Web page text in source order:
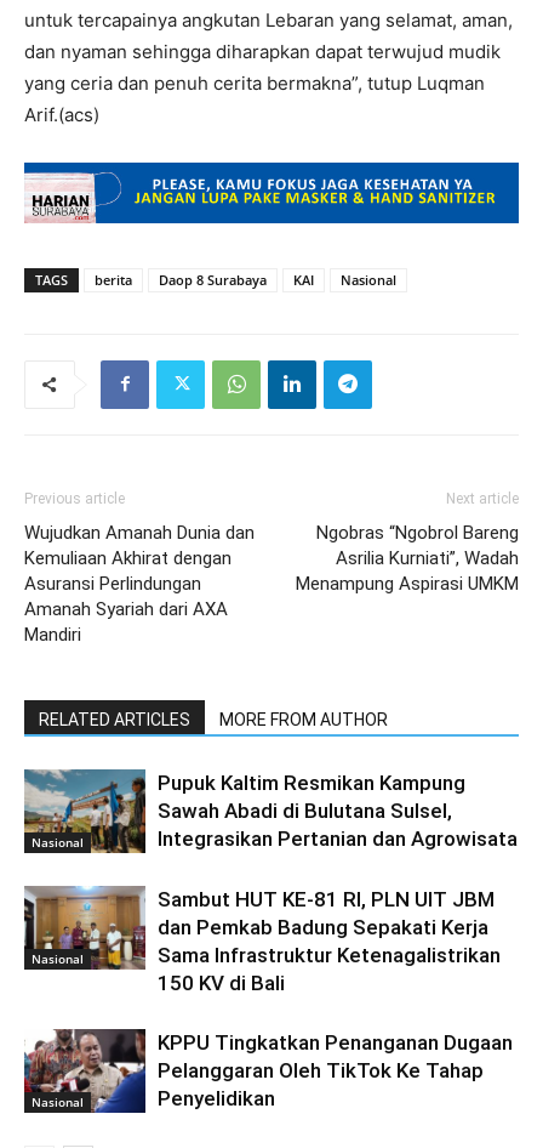
untuk tercapainya angkutan Lebaran yang selamat, aman,
dan nyaman sehingga diharapkan dapat terwujud mudik
yang ceria dan penuh cerita bermakna”, tutup Luqman
Arif.(acs)
TAGS berita Daop 8 Surabaya KAI Nasional
Previous article
Wujudkan Amanah Dunia dan
Kemuliaan Akhirat dengan
Asuransi Perlindungan
Amanah Syariah dari AXA
Mandiri
Next article
Ngobras “Ngobrol Bareng
Asrilia Kurniati”, Wadah
Menampung Aspirasi UMKM
RELATED ARTICLES MORE FROM AUTHOR
Nasional
Pupuk Kaltim Resmikan Kampung
Sawah Abadi di Bulutana Sulsel,
Integrasikan Pertanian dan Agrowisata
Nasional
Sambut HUT KE-81 RI, PLN UIT JBM
dan Pemkab Badung Sepakati Kerja
Sama Infrastruktur Ketenagalistrikan
150 KV di Bali
Nasional
KPPU Tingkatkan Penanganan Dugaan
Pelanggaran Oleh TikTok Ke Tahap
Penyelidikan